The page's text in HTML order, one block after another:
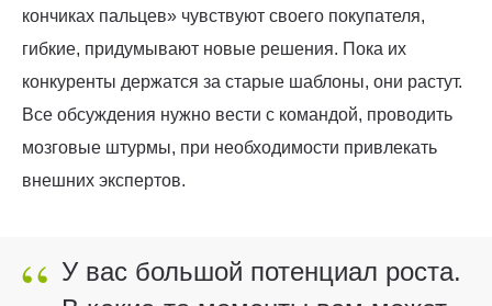
кончиках пальцев» чувствуют своего покупателя,
гибкие, придумывают новые решения. Пока их
конкуренты держатся за старые шаблоны, они растут.
Все обсуждения нужно вести с командой, проводить
мозговые штурмы, при необходимости привлекать
внешних экспертов.
“ У вас большой потенциал роста.